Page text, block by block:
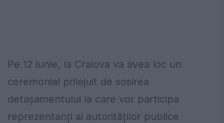
Pe 12 iunie, la Craiova va avea loc un
ceremonial prilejuit de sosirea
detașamentului la care vor participa
reprezentanți ai autorităților publice